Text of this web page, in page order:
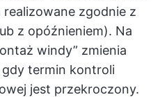
zgodnie z
z opóźnieniem). Na
windy” zmienia
termin kontroli
jest przekroczony.